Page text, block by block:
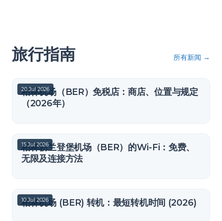
旅行指南 所有新闻 →
20 Jul 2026
柏林机场（BER）免税店：商店、位置与规定
（2026年）
15 Jul 2026
柏林勃兰登堡机场（BER）的Wi-Fi：免费、
无限及连接方法
10 Jul 2026
柏林机场 (BER) 转机：最短转机时间 (2026)